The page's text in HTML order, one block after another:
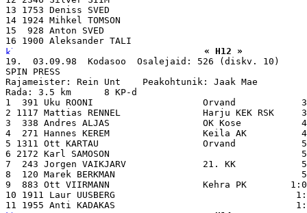
13 1753 Deniss SVED
14 1924 Mihkel TOMSON
15  928 Anton SVED
« H12 »
19.  03.09.98  Kodasoo  Osalejaid: 526 (diskv. 10)
SPIN PRESS
Rajameister: Rein Unt    Peakohtunik: Jaak Mae
Rada: 3.5 km      8 KP-d
1  391 Uku ROONI                    Orvand
2 1117 Mattias RENNEL               Harju KEK RSK
3  338 Andres ALJAS                 OK Kose
4  271 Hannes KEREM                 Keila AK
5 1311 Ott KARTAU                   Orvand
6 2172 Karl SAMOSON
7  243 Jorgen VAIKJARV              21. KK
8  120 Marek BERKMAN
9  883 Ott VIIRMANN                 Kehra PK
10 1911 Laur UUSBERG